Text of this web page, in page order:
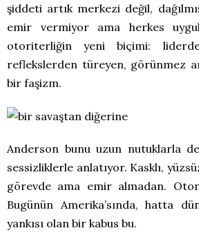
şiddeti artık merkezi değil,
emir vermiyor ama herkes
otoriterliğin yeni biçimi:
reflekslerden türeyen, görünmez
bir faşizm.
Anderson bunu uzun nutuklarla
sessizliklerle anlatıyor. Kasklı,
görevde ama emir almadan.
Bugünün Amerika’sında, hatta
yankısı olan bir kabus bu.